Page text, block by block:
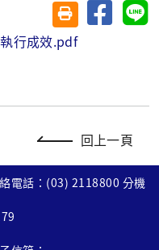
友善列印(另開視
分享至
行成效.pdf
回上一頁
電話：(03) 2118800 分機